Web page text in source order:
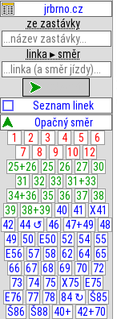
jrbrno.cz
ze zastávky
linka ▸ směr
Seznam linek
Opačný směr
1
2 3 4 5
6
7
8 9 10 12
25+26 25 26 27 30
31
32 33 31+33
34+36 35 36 37 38
39 38+39 40 41
X41
42 44 ↺ 46 47+49 48
49 50 E50 52 54 55
E56 57 58 62 64 65
66 67 68 69 70 72
73 74 75 X75
E75
E76 77 78 84 ↻ Š85
Š86 Š88 40+ 42+70